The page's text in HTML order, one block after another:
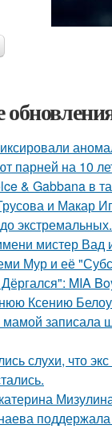
парней на 10
& Gabbana в
и Макар
экстремальных.
мистер Вад
Мур и её
MIA
Ксению
записала
слухи, что